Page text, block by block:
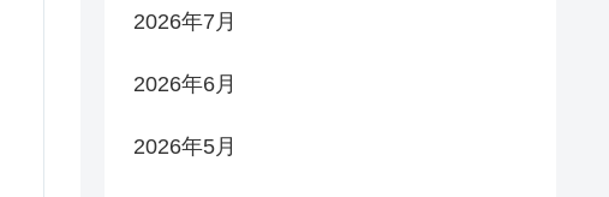
2026年7月
2026年6月
2026年5月